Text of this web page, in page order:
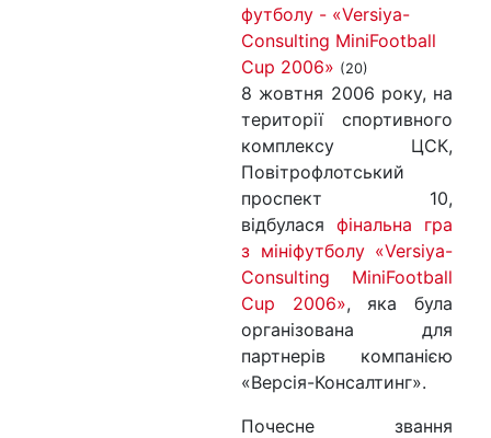
футболу - «Versiya-
Consulting MiniFootball
Cup 2006» (20)
8 жовтня 2006 року, на
території спортивного
комплексу ЦСК,
Повітрофлотський
проспект 10,
відбулася фінальна гра
з мініфутболу «Versiya-
Consulting MiniFootball
Cup 2006», яка була
організована для
партнерів компанією
«Версія-Консалтинг».
Почесне звання